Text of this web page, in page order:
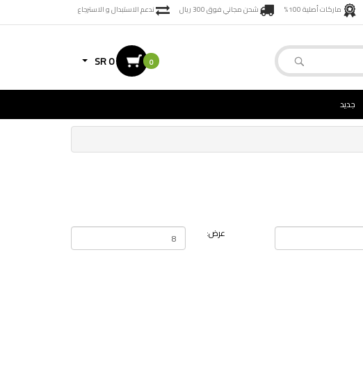
ماركات أصلية 100% شحن مجاني فوق 300 ريال ندعم الاستبدال و الاسترجاع
0
SR 0
جديد
عرض: